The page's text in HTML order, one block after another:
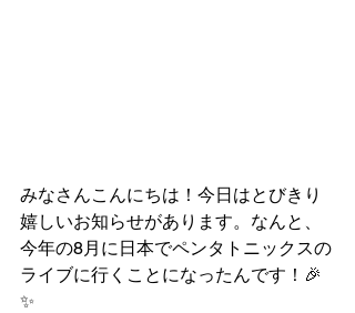
みなさんこんにちは！今日はとびきり
嬉しいお知らせがあります。なんと、
今年の8月に日本でペンタトニックスの
ライブに行くことになったんです！🎉
✨